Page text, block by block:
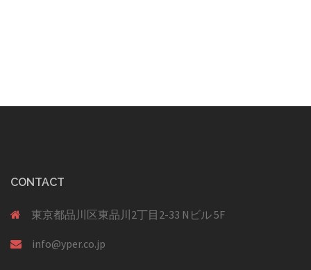
CONTACT
東京都品川区東品川2丁目2-33 Nビル 5F
info@yper.co.jp